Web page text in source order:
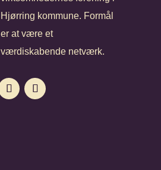
Hjørring kommune. Formål
er at være et
værdiskabende netværk.